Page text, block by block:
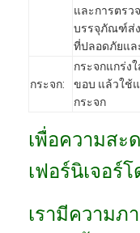
VR Show
เกี่ยวกับเรา
ทัวร์โรงงาน
การควบคุมคุณภาพ
ติดต่อเรา
ข่าว
และการตรว
บรรจุภัณฑ์ส่ง
ที่ปลอดภัยแ
กระจก:
กระจกแกร่ง
ขอบ แล้วใช้
กระจก
เพื่อความส
เฟอร์นิเจอร์
เรามีความภ